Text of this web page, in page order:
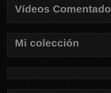
Vídeos
Mi colección